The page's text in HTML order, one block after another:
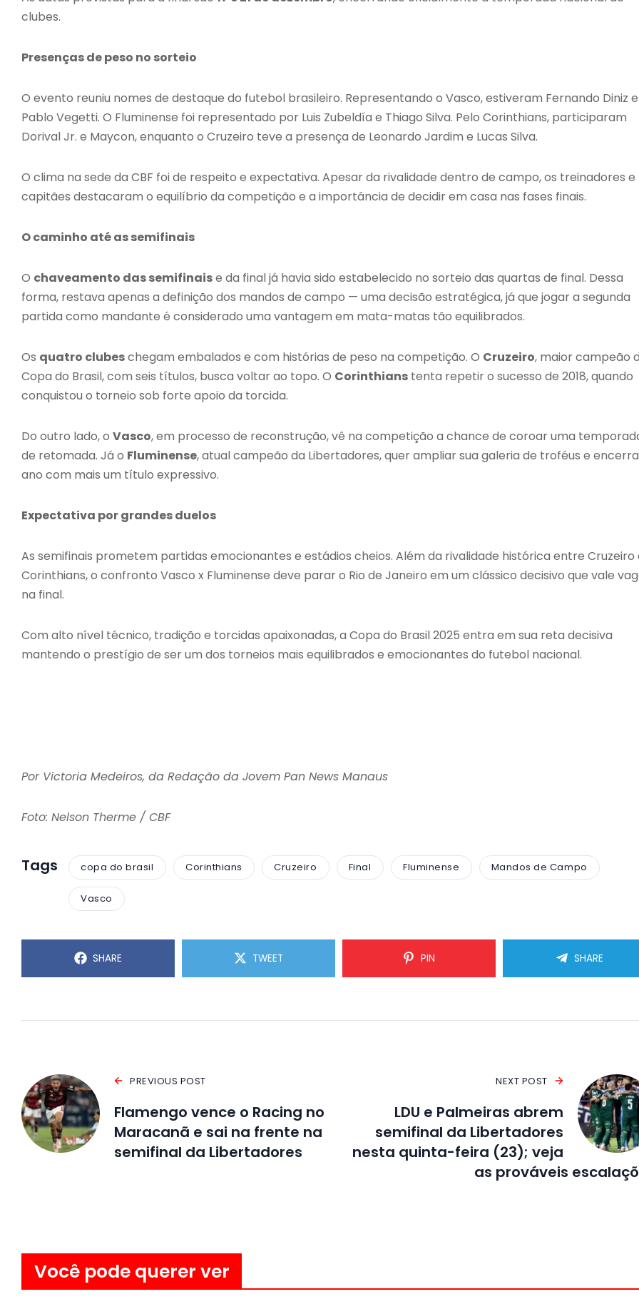
clubes.
Presenças de peso no sorteio
O evento reuniu nomes de destaque do futebol brasileiro. Representando o Vasco, estiveram Fernando Diniz e
Pablo Vegetti. O Fluminense foi representado por Luis Zubeldía e Thiago Silva. Pelo Corinthians, participaram
Dorival Jr. e Maycon, enquanto o Cruzeiro teve a presença de Leonardo Jardim e Lucas Silva.
O clima na sede da CBF foi de respeito e expectativa. Apesar da rivalidade dentro de campo, os treinadores e
capitães destacaram o equilíbrio da competição e a importância de decidir em casa nas fases finais.
O caminho até as semifinais
O chaveamento das semifinaise da final já havia sido estabelecido no sorteio das quartas de final. Dessa
forma, restava apenas a definição dos mandos de campo — uma decisão estratégica, já que jogar a segunda
partida como mandante é considerado uma vantagem em mata-matas tão equilibrados.
Os quatro clubeschegam embalados e com histórias de peso na competição. O Cruzeiro, maior campeão
Copa do Brasil, com seis títulos, busca voltar ao topo. O Corinthians tenta repetir o sucesso de 2018, quando
conquistou o torneio sob forte apoio da torcida.
Do outro lado, o Vasco, em processo de reconstrução, vê na competição a chance de coroar uma
de retomada. Já o Fluminense, atual campeão da Libertadores, quer ampliar sua galeria de troféus e
ano com mais um título expressivo.
Expectativa por grandes duelos
As semifinais prometem partidas emocionantes e estádios cheios. Além da rivalidade histórica entre Cruzeiro
Corinthians, o confronto Vasco x Fluminense deve parar o Rio de Janeiro em um clássico decisivo que vale
na final.
Com alto nível técnico, tradição e torcidas apaixonadas, a Copa do Brasil 2025 entra em sua reta decisiva
mantendo o prestígio de ser um dos torneios mais equilibrados e emocionantes do futebol nacional.
Por Victoria Medeiros, da Redação da Jovem Pan News Manaus
Foto: Nelson Therme / CBF
Tags copa do brasil Corinthians Cruzeiro Final Fluminense Mandos de Campo
Vasco
SHARE TWEET PIN SHARE
PREVIOUS POST
Flamengo vence o Racing no
Maracanã e sai na frente na
semifinal da Libertadores
NEXT POST
LDU e Palmeiras abrem
semifinal da Libertadores
nesta quinta-feira (23); veja
as prováveis
Você pode querer ver